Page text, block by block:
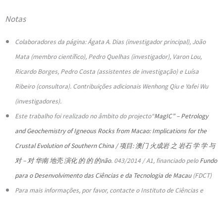
Notas
Colaboradores da página: Ágata A. Dias (investigador principal), João
Mata (membro científico), Pedro Quelhas (investigador), Varon Lou,
Ricardo Borges, Pedro Costa (assistentes de investigação) e Luísa
Ribeiro (consultora). Contribuições adicionais Wenhong Qiu e Yafei Wu
(investigadores).
Este trabalho foi realizado no âmbito do projecto“MagIC” – Petrology
and Geochemistry of Igneous Rocks from Macao: Implications for the
Crustal Evolution of Southern China / 项目: 澳门 火成岩 之 岩石 学 学 与
对 – 对 华南 地壳 演化 的 的 的não. 043/2014 / A1, financiado peloFundo
para o Desenvolvimento das Ciências e da Tecnologia de Macau(FDCT)
Para mais informações, por favor, contacte o Instituto de Ciências e